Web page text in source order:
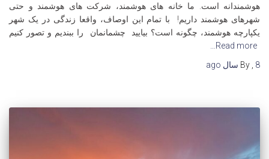
هوشمندانه است. ما خانه های هوشمند، شرکت های هوشمند و حتی
شهرهای هوشمند داریم! با تمام این اوصاف، واقعا زندگی در یک شهر
یکپارچه هوشمند، چگونه است؟ بیایید چشمانمان را ببندیم و تصور کنیم
Read more…
By
8 سال